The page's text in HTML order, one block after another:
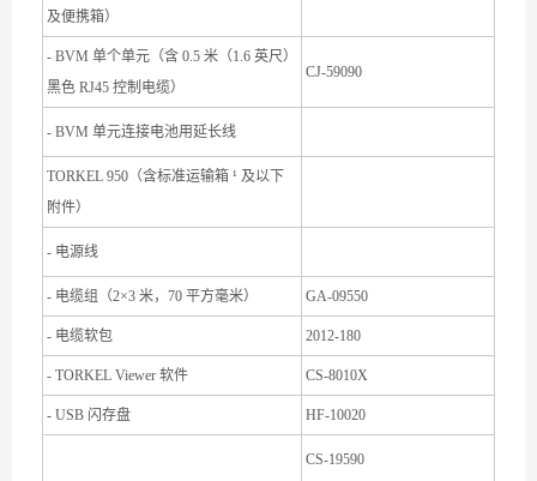
及便携箱）
- BVM 单个单元（含 0.5 米（1.6 英尺）
黑色 RJ45 控制电缆）
CJ-59090
- BVM 单元连接电池用延长线
TORKEL 950（含标准运输箱 ¹ 及以下
附件）
- 电源线
- 电缆组（2×3 米，70 平方毫米） GA-09550
- 电缆软包 2012-180
- TORKEL Viewer 软件 CS-8010X
- USB 闪存盘 HF-10020
CS-19590